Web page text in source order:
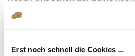
Erst noch schnell die Cookies ...